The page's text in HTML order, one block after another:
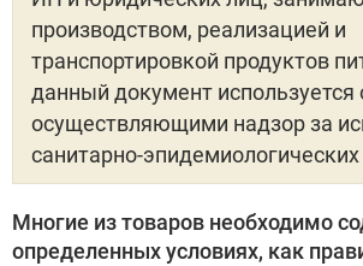
производством, реализацией и
транспортировкой продуктов
данный документ используется
осуществляющими надзор за
санитарно-
Многие из товаров необходимо
определенных условиях, как